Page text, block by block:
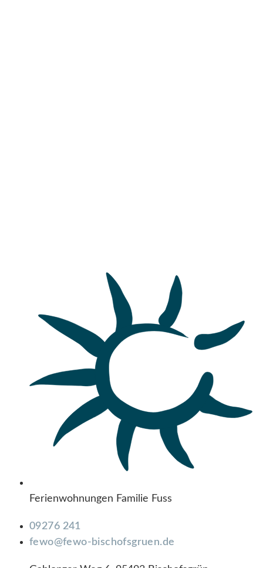
Ferienwohnungen Familie Fuss
09276 241
fewo@fewo-bischofsgruen.de